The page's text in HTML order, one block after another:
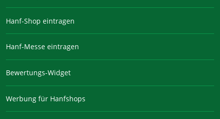
Hanf-Shop eintragen
Hanf-Messe eintragen
Bewertungs-Widget
Werbung für Hanfshops